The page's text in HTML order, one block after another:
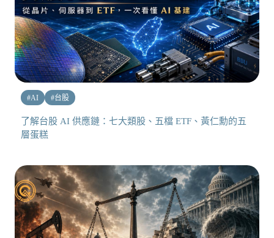
#AI #台股
了解台股 AI 供應鏈：七大類股、五檔 ETF、黃仁勳的五
層蛋糕